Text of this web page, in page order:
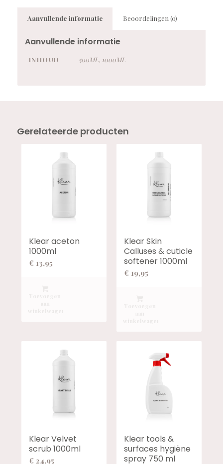
Aanvullende informatie Beoordelingen (0)
Aanvullende informatie
INHOUD 500ML, 1000ML
Gerelateerde producten
Klear aceton
1000ml
€ 13,95
Klear Skin
Calluses & cuticle
softener 1000ml
€ 19,95
Klear Velvet
scrub 1000ml
€ 24,95
Klear tools &
surfaces hygiëne
spray 750 ml